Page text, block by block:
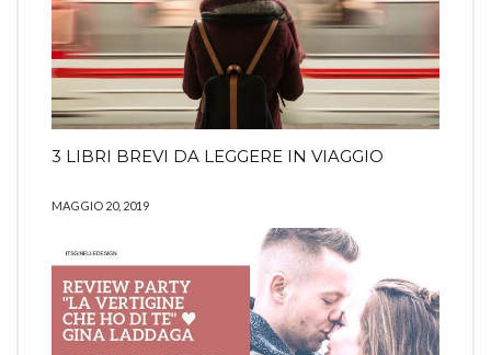
3 LIBRI BREVI DA LEGGERE IN VIAGGIO
MAGGIO 20, 2019